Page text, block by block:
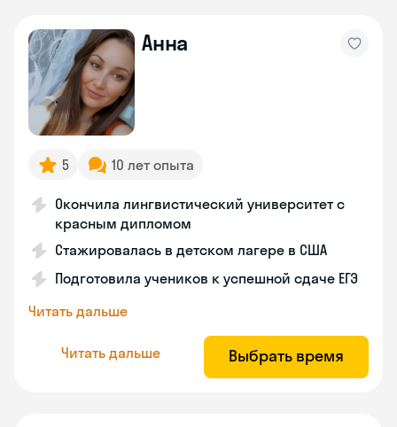
Анна
5 10 лет опыта
Окончила лингвистический университет с
красным дипломом
Стажировалась в детском лагере в США
Подготовила учеников к успешной сдаче ЕГЭ
Читать дальше
Читать дальше Выбрать время